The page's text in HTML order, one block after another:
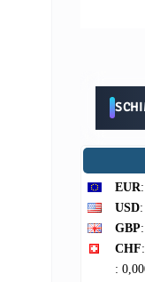
EUR
USD
GBP
CHF
: